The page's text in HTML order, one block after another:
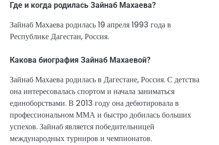
Где и когда родилась Зайнаб Махаева?
Зайнаб Махаева родилась 19 апреля 1993 года в
Республике Дагестан, Россия.
Какова биография Зайнаб Махаевой?
Зайнаб Махаева родилась в Дагестане, Россия. С детства
она интересовалась спортом и начала заниматься
единоборствами. В 2013 году она дебютировала в
профессиональном ММА и быстро добилась больших
успехов. Зайнаб является победительницей
международных турниров и чемпионатов.